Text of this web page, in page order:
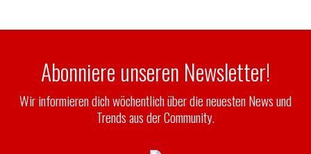
Abonniere unseren Newsletter!
Wir informieren dich wöchentlich über die neuesten News und
Trends aus der Community.